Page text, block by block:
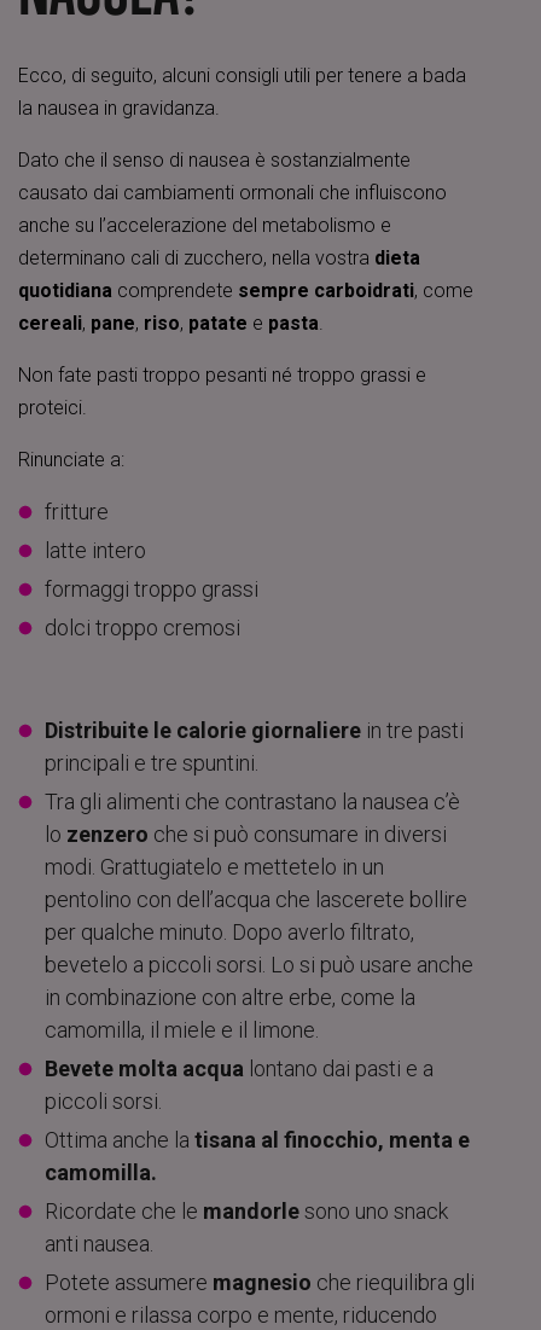
Ecco, di seguito, alcuni consigli utili per tenere a bada
la nausea in gravidanza.
Dato che il senso di nausea è sostanzialmente
causato dai cambiamenti ormonali che influiscono
anche su l’accelerazione del metabolismo e
determinano cali di zucchero, nella vostra dieta
quotidiana comprendete sempre carboidrati, come
cereali, pane, riso, patate e pasta.
Non fate pasti troppo pesanti né troppo grassi e
proteici.
Rinunciate a:
fritture
latte intero
formaggi troppo grassi
dolci troppo cremosi
Distribuite le calorie giornaliere in tre pasti
principali e tre spuntini.
Tra gli alimenti che contrastano la nausea c’è
lo zenzero che si può consumare in diversi
modi. Grattugiatelo e mettetelo in un
pentolino con dell’acqua che lascerete bollire
per qualche minuto. Dopo averlo filtrato,
bevetelo a piccoli sorsi. Lo si può usare anche
in combinazione con altre erbe, come la
camomilla, il miele e il limone.
Bevete molta acqua lontano dai pasti e a
piccoli sorsi.
Ottima anche la tisana al finocchio, menta e
camomilla.
Ricordate che le mandorlesono uno snack
anti nausea.
Potete assumere magnesio che riequilibra gli
ormoni e rilassa corpo e mente, riducendo